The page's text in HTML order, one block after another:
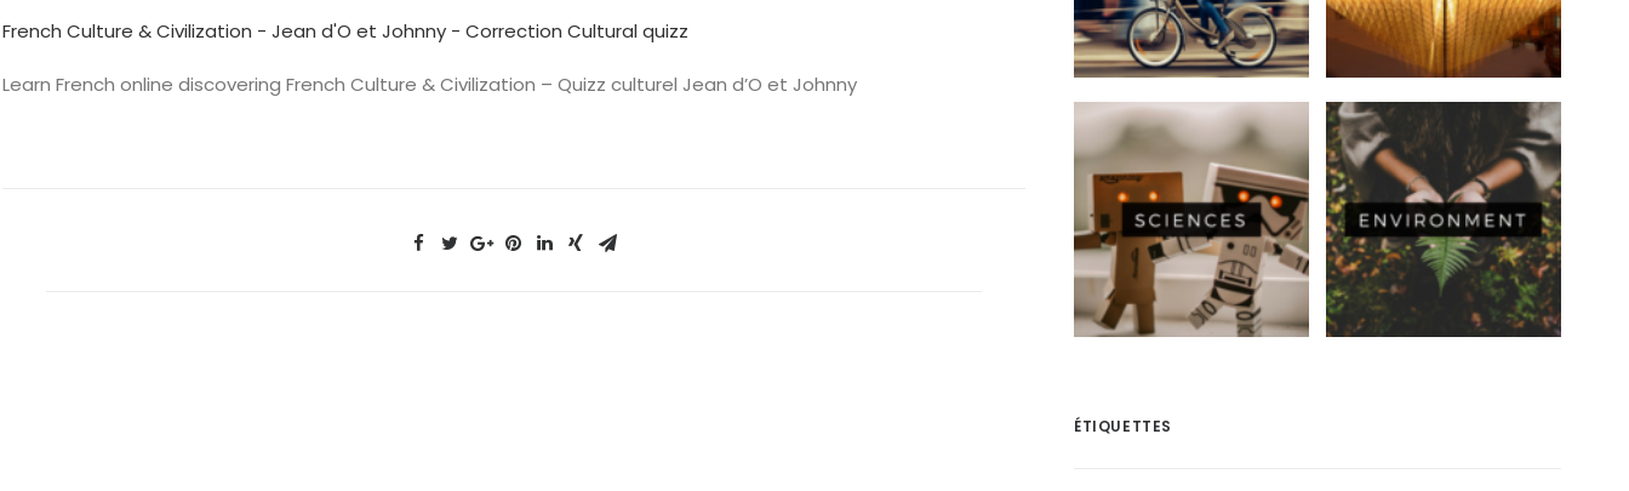
French Culture & Civilization - Jean d'O et Johnny - Correction Cultural quizz
Learn French online discovering French Culture & Civilization – Quizz culturel Jean d’O et Johnny
ÉTIQUETTES